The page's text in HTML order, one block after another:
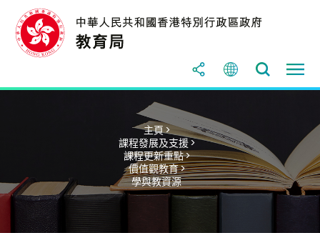
主頁 >
課程發展及支援 >
課程更新重點 >
價值觀教育 >
學與教資源